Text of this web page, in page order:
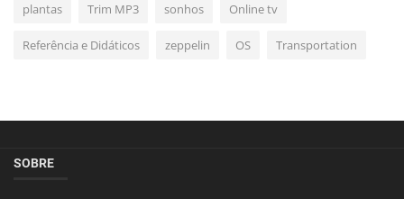
plantas Trim MP3 sonhos Online tv
Referência e Didáticos zeppelin OS Transportation
SOBRE